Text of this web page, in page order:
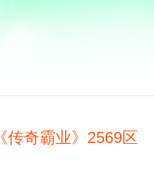
《传奇霸业》2569